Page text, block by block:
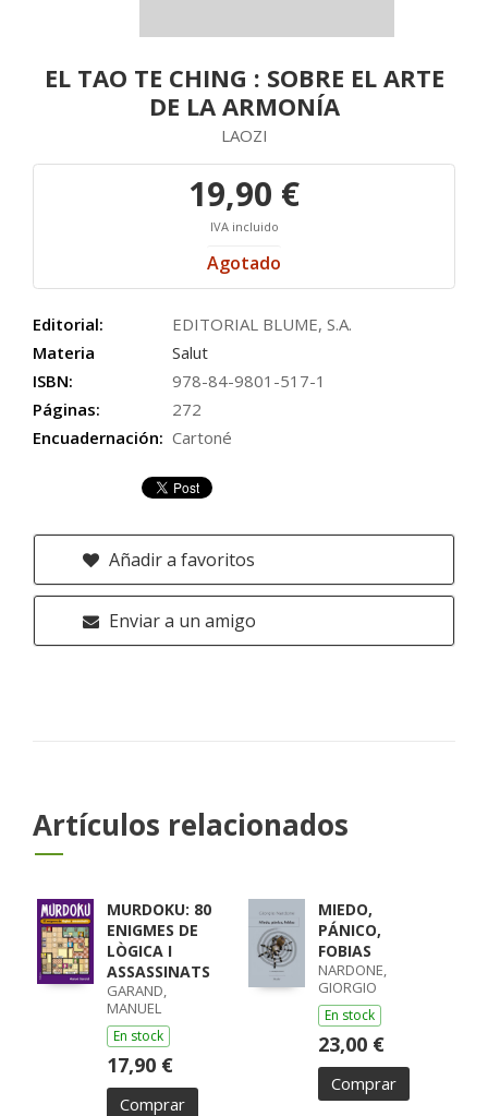
EL TAO TE CHING : SOBRE EL ARTE
DE LA ARMONÍA
LAOZI
19,90 €
IVA incluido
Agotado
Editorial:
EDITORIAL BLUME, S.A.
Materia
Salut
ISBN:
978-84-9801-517-1
Páginas:
272
Encuadernación: Cartoné
Añadir a favoritos
Enviar a un amigo
Artículos relacionados
MURDOKU: 80
ENIGMES DE
LÒGICA I
ASSASSINATS
GARAND,
MANUEL
En stock
17,90 €
Comprar
MIEDO,
PÁNICO,
FOBIAS
NARDONE,
GIORGIO
En stock
23,00 €
Comprar